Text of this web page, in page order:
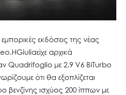
εκδόσεις της νέας
ΗGiuliaείχε αρχικά
Quadrifoglio με 2.9 V6 BiTurbo
ότι θα εξοπλίζεται
βενζίνης ισχύος 200 ίππων με